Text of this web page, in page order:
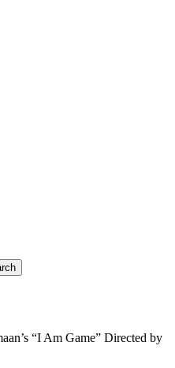
“I Am Game” Directed by